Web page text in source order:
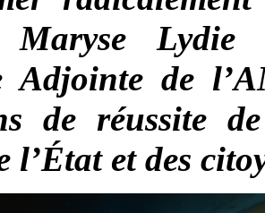
Maryse Lydie
Adjointe de
de réussite
l’État et des